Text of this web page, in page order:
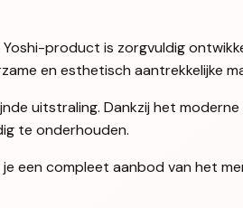
product is zorgvuldig
en esthetisch aantrekkelijke
uitstraling. Dankzij het moderne
te onderhouden.
een compleet aanbod van het